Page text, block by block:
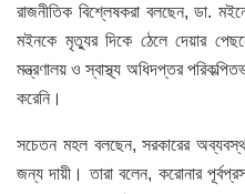
রাজনীতিক বিশ্লেষকরা বলছেন, ডা.
মইনকে মৃত্যুর দিকে ঠেলে দেয়ার
মন্ত্রণালয় ও স্বাস্থ্য অধিদপ্তর
করেনি।
সচেতন মহল বলছেন, সরকারের
জন্য দায়ী। তারা বলেন, করোনার